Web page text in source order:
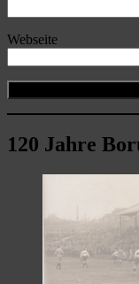
Webseite
120 Jahre